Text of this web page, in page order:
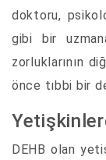
doktoru,
gibi bir
zorluklarının
önce tıbbi bir
DEHB olan